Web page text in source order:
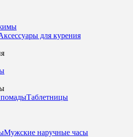
для курения
помадыТаблетницы
Мужские наручные часы